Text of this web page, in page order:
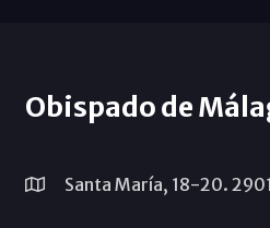
Obispado de
Santa María, 18-20.